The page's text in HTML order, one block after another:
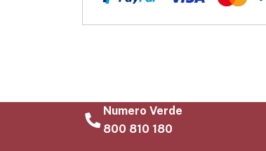
Numero Verde
800 810 180